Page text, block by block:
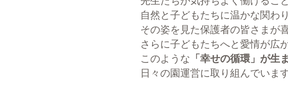
自然と子どもたちに温かな関わ
その姿を見た保護者の皆さまが
さらに子どもたちへと愛情が広
このような 「幸せの循環」が生
日々の園運営に取り組んでいます